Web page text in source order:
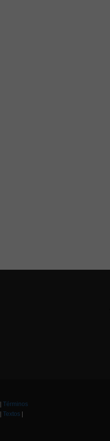
Términos
Textos